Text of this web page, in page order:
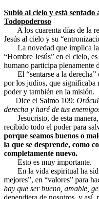
Subió al cielo y está
Todopoderoso
A los cuarenta días de la
Jesús al cielo y su
La novedad que implica la
“Hombre Jesús” en el cielo,
humano participa plenamente
El “sentarse a la derecha”
por los judíos, que significaba
poder y también en la misión.
Dice el Salmo 109:
derecha y haré de tus
Jesucristo, de esta manera,
recibido todo el poder para
porque seamos buenos o
la que se desprende, como
completamente nuevo.
Esto es muy importante.
En la vida espiritual ha sido
mejores”, en “valores” para
hay que ser bueno, amable,